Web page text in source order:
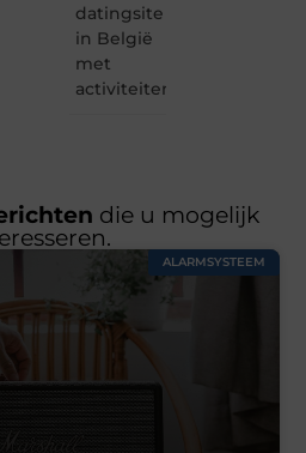
datingsite
in België
met
activiteiten
die u mogelijk
ALARMSYSTEEM